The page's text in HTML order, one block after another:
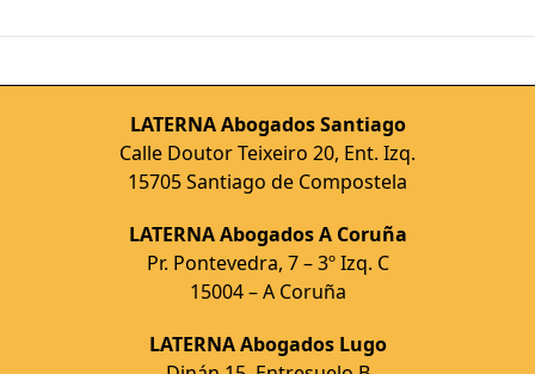
LATERNA Abogados Santiago
Calle Doutor Teixeiro 20, Ent. Izq.
15705 Santiago de Compostela
LATERNA Abogados A Coruña
Pr. Pontevedra, 7 – 3º Izq. C
15004 – A Coruña
LATERNA Abogados Lugo